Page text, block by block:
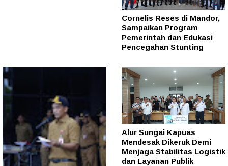
Cornelis Reses di Mandor,
Sampaikan Program
Pemerintah dan Edukasi
Pencegahan Stunting
Alur Sungai Kapuas
Mendesak Dikeruk Demi
Menjaga Stabilitas Logistik
dan Layanan Publik